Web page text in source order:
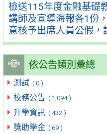
檢送115年度金融基礎
講師及宣導海報各1份
意核予出席人員公假，
依公告類別彙總
測試 ( 0 )
校務公告 ( 1,094 )
升學資訊 ( 432 )
獎助學金 ( 69 )